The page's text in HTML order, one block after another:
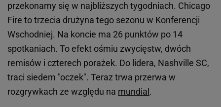
przekonamy się w najbliższych tygodniach. Chicago
Fire to trzecia drużyna tego sezonu w Konferencji
Wschodniej. Na koncie ma 26 punktów po 14
spotkaniach. To efekt ośmiu zwycięstw, dwóch
remisów i czterech porażek. Do lidera, Nashville SC,
traci siedem "oczek". Teraz trwa przerwa w
rozgrywkach ze względu na mundial .